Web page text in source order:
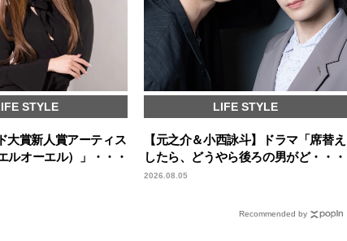
STYLE
大賞新人賞アーティス
ルオーエル）」・・・
LIFE STYLE
【元之介＆小西詠斗】ドラマ「席替え
したら、どうやら後ろの男がど・・・
2026.08.05
Recommended by